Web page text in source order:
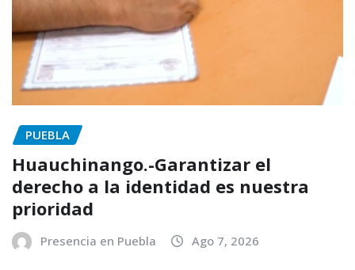
PUEBLA
Huauchinango.-Garantizar el
derecho a la identidad es nuestra
prioridad
Presencia en Puebla Ago 7, 2026